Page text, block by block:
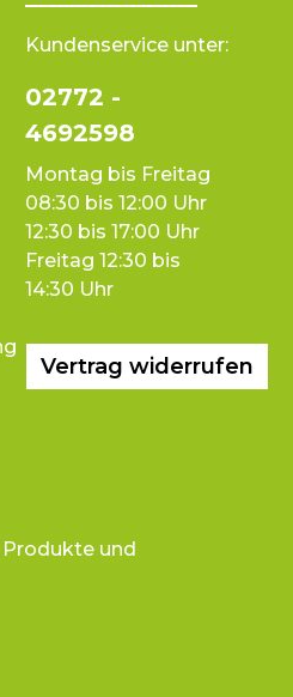
Kundenservice unter:
02772 -
4692598
Montag bis Freitag
08:30 bis 12:00 Uhr
12:30 bis 17:00 Uhr
Freitag 12:30 bis
14:30 Uhr
Vertrag widerrufen
und